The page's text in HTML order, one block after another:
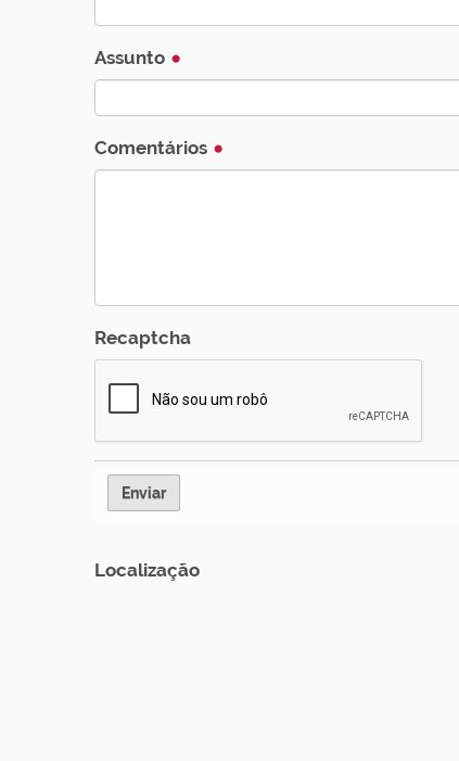
Assunto
Comentários
Recaptcha
Localização